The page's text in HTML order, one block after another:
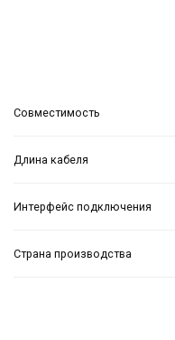
Совместимость
Длина кабеля
Интерфейс подключения
Страна производства